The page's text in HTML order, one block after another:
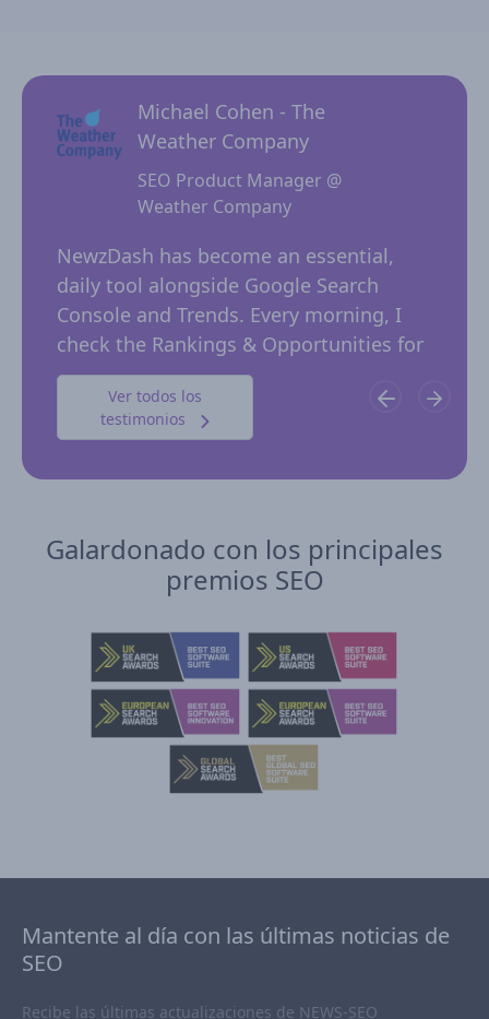
Michael Cohen - The
Weather Company
SEO Product Manager @
Weather Company
NewzDash has become an essential,
daily tool alongside Google Search
Console and Trends. Every morning, I
check the Rankings & Opportunities for
possible trending keywords not…
Ver todos los
testimonios
Galardonado con los principales
premios SEO
Mantente al día con las últimas noticias de
SEO
Recibe las últimas actualizaciones de NEWS-SEO